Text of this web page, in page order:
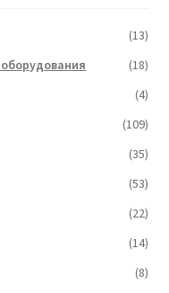
(13)
(18)
(4)
(109)
(35)
(53)
(22)
(14)
(8)